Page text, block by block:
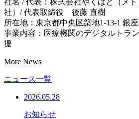
社）/ 代表取締役 後藤 直樹
所在地：東京都中央区築地1-13-1 銀
事業内容：医療機関のデジタルトラ
援
More News
ニュース一覧
2026.05.28
お知らせ